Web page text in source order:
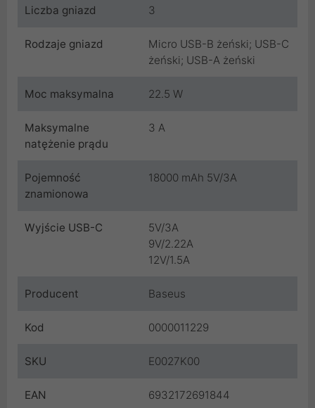
Liczba gniazd 3
Rodzaje gniazd
Micro USB-B żeński; USB-C
żeński; USB-A żeński
Moc maksymalna 22.5 W
Maksymalne
natężenie prądu
3 A
Pojemność
znamionowa
18000 mAh 5V/3A
Wyjście USB-C
5V/3A
9V/2.22A
12V/1.5A
Producent Baseus
Kod 0000011229
SKU E0027K00
EAN 6932172691844